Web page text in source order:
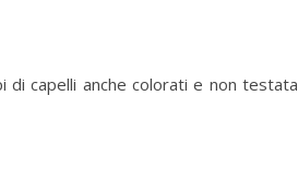
capelli anche colorati e non testata